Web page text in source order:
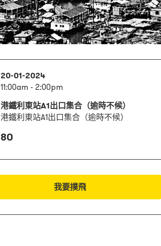
20-01-2024
11:00am - 2:00pm
港鐵利東站A1出口集合（逾時不候）
港鐵利東站A1出口集合（逾時不候）
80
我要撲飛